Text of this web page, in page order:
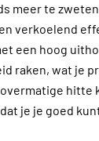
meer te
verkoelend
een hoog
raken, wat je
hitte
je je goed